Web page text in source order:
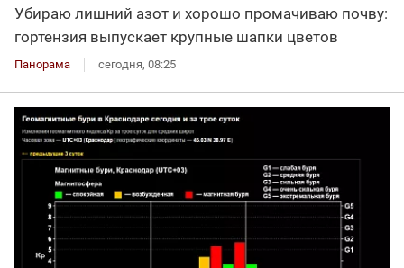
Убираю лишний азот и хорошо промачиваю почву:
гортензия выпускает крупные шапки цветов
Панорама сегодня, 08:25